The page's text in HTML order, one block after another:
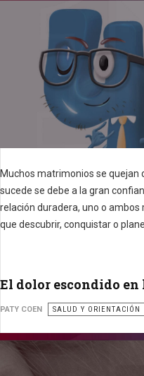
Muchos matrimonios se quejan
sucede se debe a la gran
relación duradera, uno o
que descubrir, conquistar o
El dolor escondido
PATY COEN SALUD Y ORIENTACIÓN